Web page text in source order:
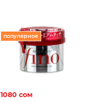
популярное
1080 сом